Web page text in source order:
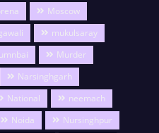
Moscow
mukulsaray
Murder
Narsinghgarh
National
neemach
Noida
Nursinghpur